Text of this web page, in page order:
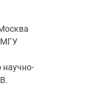
МГУ
научно-